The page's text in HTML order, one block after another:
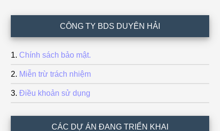
CÔNG TY BDS DUYÊN HẢI
Chính sách bảo mật.
Miễn trừ trách nhiệm
Điều khoản sử dụng
CÁC DỰ ÁN ĐANG TRIỂN KHAI